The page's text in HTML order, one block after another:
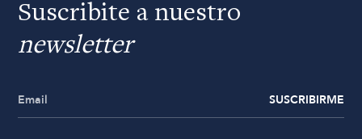
Suscribite a nuestro
newsletter
SUSCRIBIRME